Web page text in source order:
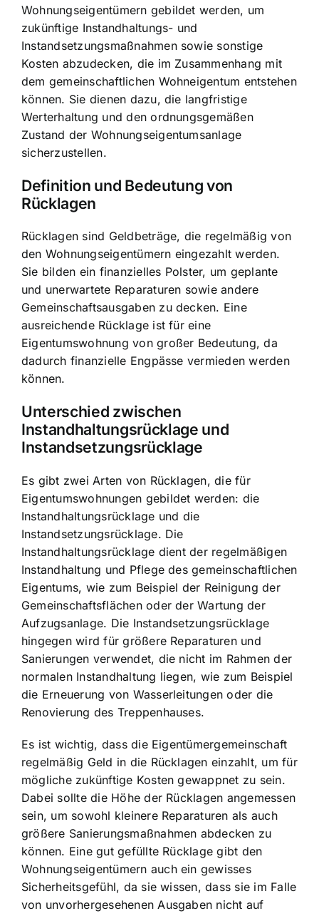
Wohnungseigentümern gebildet werden, um
zukünftige Instandhaltungs- und
Instandsetzungsmaßnahmen sowie sonstige
Kosten abzudecken, die im Zusammenhang mit
dem gemeinschaftlichen Wohneigentum entstehen
können. Sie dienen dazu, die langfristige
Werterhaltung und den ordnungsgemäßen
Zustand der Wohnungseigentumsanlage
sicherzustellen.
Definition und Bedeutung von
Rücklagen
Rücklagen sind Geldbeträge, die regelmäßig von
den Wohnungseigentümern eingezahlt werden.
Sie bilden ein finanzielles Polster, um geplante
und unerwartete Reparaturen sowie andere
Gemeinschaftsausgaben zu decken. Eine
ausreichende Rücklage ist für eine
Eigentumswohnung von großer Bedeutung, da
dadurch finanzielle Engpässe vermieden werden
können.
Unterschied zwischen
Instandhaltungsrücklage und
Instandsetzungsrücklage
Es gibt zwei Arten von Rücklagen, die für
Eigentumswohnungen gebildet werden: die
Instandhaltungsrücklage und die
Instandsetzungsrücklage. Die
Instandhaltungsrücklage dient der regelmäßigen
Instandhaltung und Pflege des gemeinschaftlichen
Eigentums, wie zum Beispiel der Reinigung der
Gemeinschaftsflächen oder der Wartung der
Aufzugsanlage. Die Instandsetzungsrücklage
hingegen wird für größere Reparaturen und
Sanierungen verwendet, die nicht im Rahmen der
normalen Instandhaltung liegen, wie zum Beispiel
die Erneuerung von Wasserleitungen oder die
Renovierung des Treppenhauses.
Es ist wichtig, dass die Eigentümergemeinschaft
regelmäßig Geld in die Rücklagen einzahlt, um für
mögliche zukünftige Kosten gewappnet zu sein.
Dabei sollte die Höhe der Rücklagen angemessen
sein, um sowohl kleinere Reparaturen als auch
größere Sanierungsmaßnahmen abdecken zu
können. Eine gut gefüllte Rücklage gibt den
Wohnungseigentümern auch ein gewisses
Sicherheitsgefühl, da sie wissen, dass sie im Falle
von unvorhergesehenen Ausgaben nicht auf